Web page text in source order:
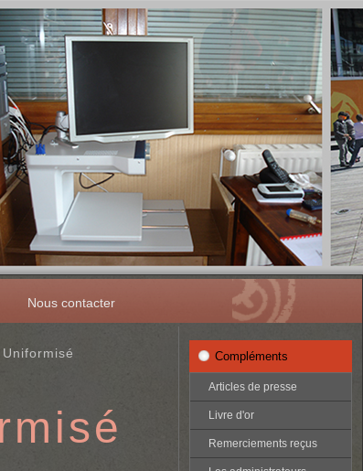
Nous contacter
Compléments
Articles de presse
Livre d'or
Remerciements reçus